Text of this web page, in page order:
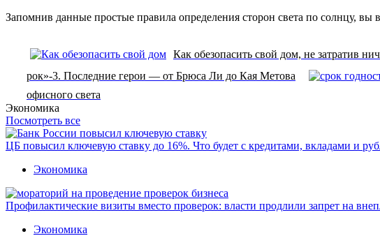
Запомнив данные простые правила определения сторон света по солнцу,
Как обезопасить свой дом, не затратив
рок»-3. Последние герои — от Брюса Ли до Кая Метова
офисного света
Экономика
Посмотреть все
ЦБ повысил ключевую ставку до 16%. Что будет с кредитами, вкладами и
Экономика
Профилактические визиты вместо проверок: власти продлили запрет на
Экономика